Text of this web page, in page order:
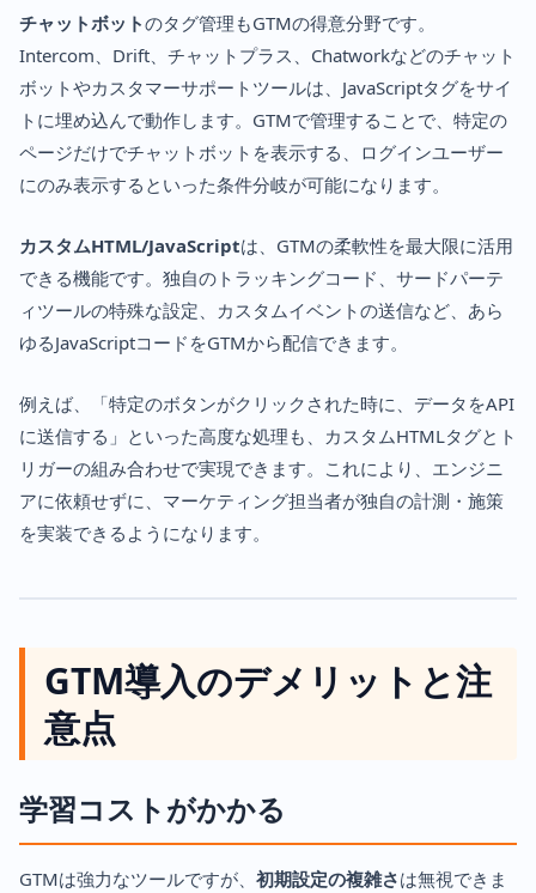
チャットボットのタグ管理もGTMの得意分野です。
Intercom、Drift、チャットプラス、Chatworkなどのチャット
ボットやカスタマーサポートツールは、JavaScriptタグをサイ
トに埋め込んで動作します。GTMで管理することで、特定の
ページだけでチャットボットを表示する、ログインユーザー
にのみ表示するといった条件分岐が可能になります。
カスタムHTML/JavaScriptは、GTMの柔軟性を最大限に活用
できる機能です。独自のトラッキングコード、サードパーテ
ィツールの特殊な設定、カスタムイベントの送信など、あら
ゆるJavaScriptコードをGTMから配信できます。
例えば、「特定のボタンがクリックされた時に、データをAPI
に送信する」といった高度な処理も、カスタムHTMLタグとト
リガーの組み合わせで実現できます。これにより、エンジニ
アに依頼せずに、マーケティング担当者が独自の計測・施策
を実装できるようになります。
GTM導入のデメリットと注
意点
学習コストがかかる
GTMは強力なツールですが、 初期設定の複雑さは無視できま